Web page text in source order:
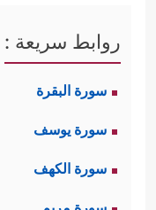
روابط سريعة :
سورة البقرة
سورة يوسف
سورة الكهف